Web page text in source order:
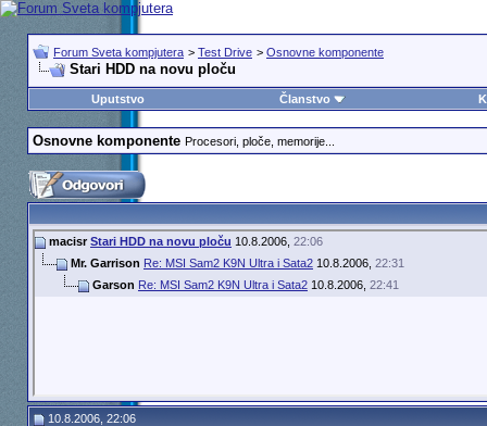
Forum Sveta kompjutera > Test Drive > Osnovne komponente
Stari HDD na novu ploču
Uputstvo Članstvo
Osnovne komponente Procesori, ploče, memorije...
macisr Stari HDD na novu ploču 10.8.2006, 22:06
Mr. Garrison Re: MSI Sam2 K9N Ultra i Sata210.8.2006, 22:31
Garson Re: MSI Sam2 K9N Ultra i Sata210.8.2006, 22:41
10.8.2006, 22:06